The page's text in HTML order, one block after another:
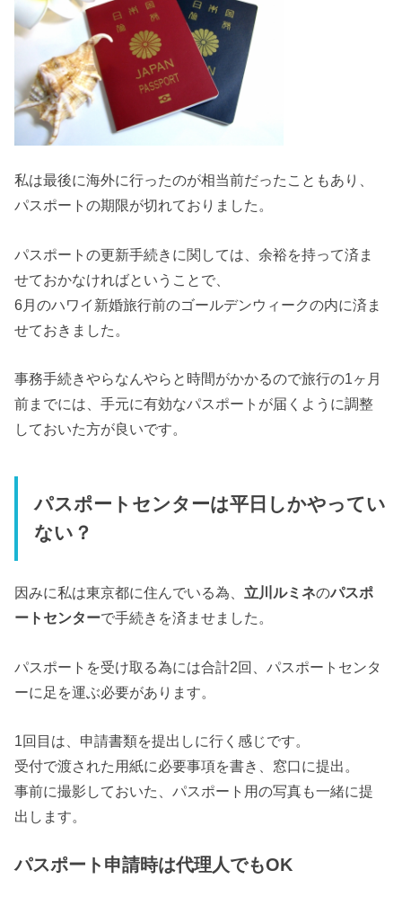
私は最後に海外に行ったのが相当前だったこともあり、
パスポートの期限が切れておりました。
パスポートの更新手続きに関しては、余裕を持って済ま
せておかなければということで、
6月のハワイ新婚旅行前のゴールデンウィークの内に済ま
せておきました。
事務手続きやらなんやらと時間がかかるので旅行の1ヶ月
前までには、手元に有効なパスポートが届くように調整
しておいた方が良いです。
パスポートセンターは平日しかやってい
ない？
因みに私は東京都に住んでいる為、 立川ルミネのパスポ
ートセンターで手続きを済ませました。
パスポートを受け取る為には合計2回、パスポートセンタ
ーに足を運ぶ必要があります。
1回目は、申請書類を提出しに行く感じです。
受付で渡された用紙に必要事項を書き、窓口に提出。
事前に撮影しておいた、パスポート用の写真も一緒に提
出します。
パスポート申請時は代理人でもOK